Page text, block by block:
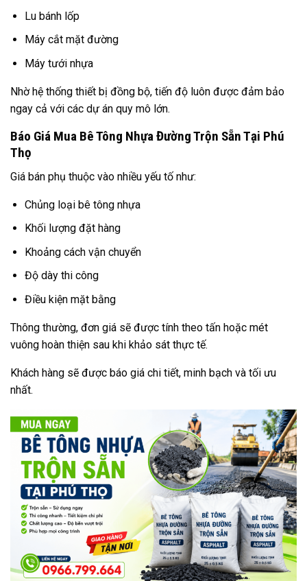
Lu bánh lốp
Máy cắt mặt đường
Máy tưới nhựa
Nhờ hệ thống thiết bị đồng bộ, tiến độ luôn được đảm bảo
ngay cả với các dự án quy mô lớn.
Báo Giá Mua Bê Tông Nhựa Đường Trộn Sẵn Tại Phú
Thọ
Giá bán phụ thuộc vào nhiều yếu tố như:
Chủng loại bê tông nhựa
Khối lượng đặt hàng
Khoảng cách vận chuyển
Độ dày thi công
Điều kiện mặt bằng
Thông thường, đơn giá sẽ được tính theo tấn hoặc mét
vuông hoàn thiện sau khi khảo sát thực tế.
Khách hàng sẽ được báo giá chi tiết, minh bạch và tối ưu
nhất.